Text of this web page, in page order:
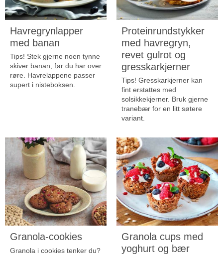
Havregrynlapper
med banan
Tips! Stek gjerne noen tynne
skiver banan, før du har over
røre. Havrelappene passer
supert i nisteboksen.
Proteinrundstykker
med havregryn,
revet gulrot og
gresskarkjerner
Tips! Gresskarkjerner kan
fint erstattes med
solsikkekjerner. Bruk gjerne
tranebær for en litt søtere
variant.
Granola-cookies
Granola i cookies tenker du?
Granola cups med
yoghurt og bær